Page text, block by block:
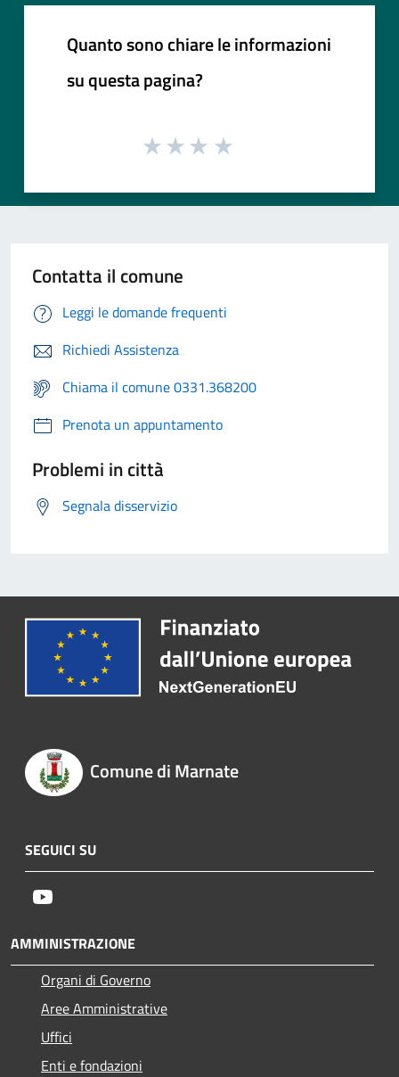
Quanto sono chiare le informazioni
su questa pagina?
Contatta il comune
Leggi le domande frequenti
Richiedi Assistenza
Chiama il comune 0331.368200
Prenota un appuntamento
Problemi in città
Segnala disservizio
Comune di Marnate
SEGUICI SU
AMMINISTRAZIONE
Organi di Governo
Aree Amministrative
Uffici
Enti e fondazioni